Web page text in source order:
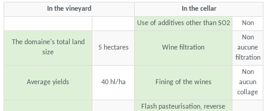
In the vineyard
In the cellar
Use of additives other than SO2
Non
The domaine's total land
size
5 hectares Wine filtration
Non
aucune
filtration
Average yields 40 hl/ha Fining of the wines
Non
aucun
collage
Flash pasteurisation, reverse